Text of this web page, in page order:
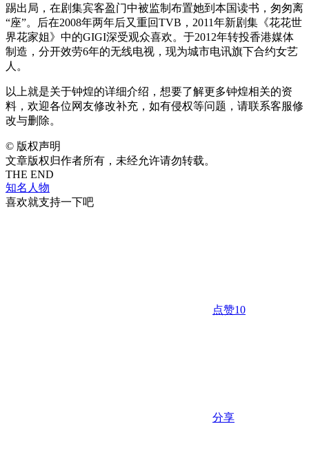
踢出局，在剧集宾客盈门中被监制布置她到本国读书，匆匆离
“座”。后在2008年两年后又重回TVB，2011年新剧集《花花世
界花家姐》中的GIGI深受观众喜欢。于2012年转投香港媒体
制造，分开效劳6年的无线电视，现为城市电讯旗下合约女艺
人。
以上就是关于钟煌的详细介绍，想要了解更多钟煌相关的资
料，欢迎各位网友修改补充，如有侵权等问题，请联系客服修
改与删除。
© 版权声明
文章版权归作者所有，未经允许请勿转载。
THE END
知名人物
喜欢就支持一下吧
点赞10
分享